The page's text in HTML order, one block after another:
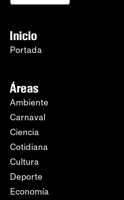
Inicio
Portada
Áreas
Ambiente
Carnaval
Ciencia
Cotidiana
Cultura
Deporte
Economía